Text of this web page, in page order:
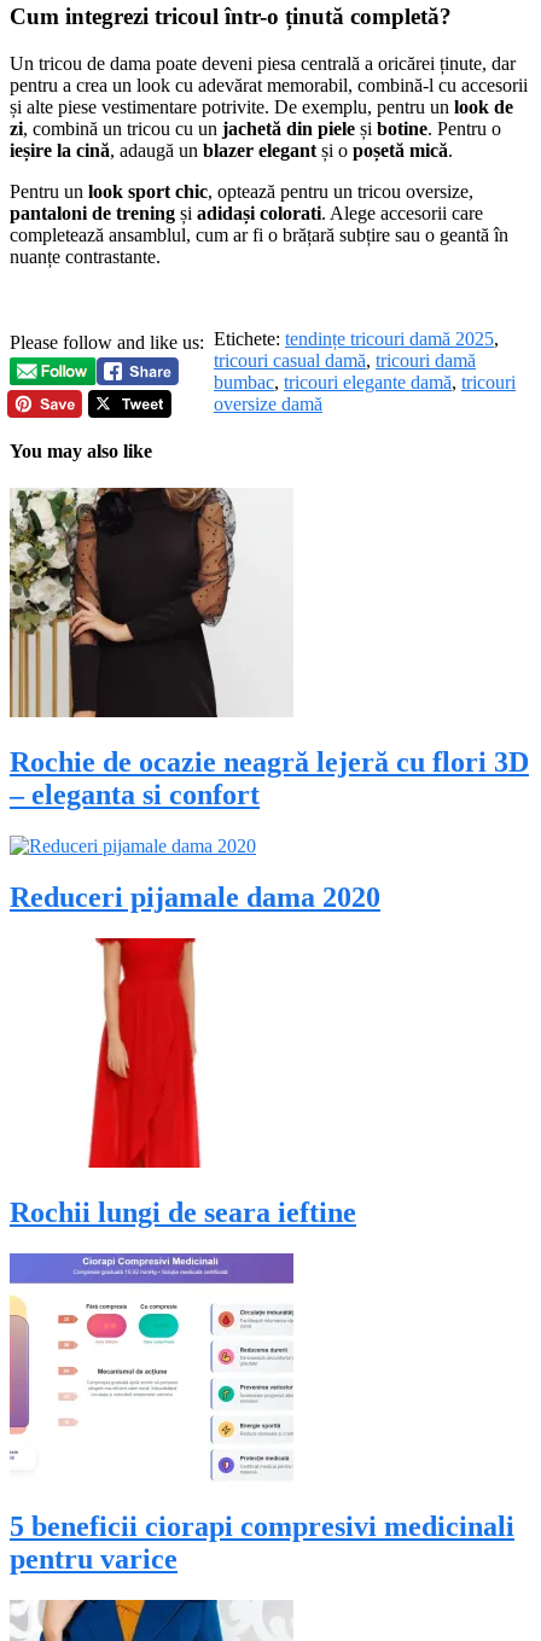
Cum integrezi tricoul într-o ținută completă?
Un tricou de dama poate deveni piesa centrală a oricărei ținute, dar
pentru a crea un look cu adevărat memorabil, combină-l cu accesorii
și alte piese vestimentare potrivite. De exemplu, pentru un look de
zi, combină un tricou cu un jachetă din piele și botine. Pentru o
ieșire la cină, adaugă un blazer elegant și o poșetă mică.
Pentru un look sport chic, optează pentru un tricou oversize,
pantaloni de trening și adidași colorati. Alege accesorii care
completează ansamblul, cum ar fi o brățară subțire sau o geantă în
nuanțe contrastante.
Please follow and like us: Etichete: tendințe tricouri damă 2025,
tricouri casual damă, tricouri damă
bumbac, tricouri elegante damă, tricouri
oversize damă
You may also like
Rochie de ocazie neagră lejeră cu flori 3D
– eleganta si confort
Reduceri pijamale dama 2020
Rochii lungi de seara ieftine
5 beneficii ciorapi compresivi medicinali
pentru varice